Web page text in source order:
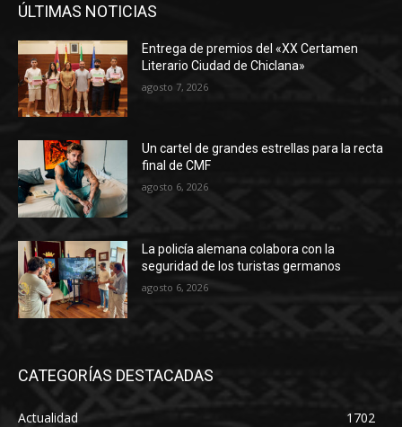
ÚLTIMAS NOTICIAS
Entrega de premios del «XX Certamen
Literario Ciudad de Chiclana»
agosto 7, 2026
Un cartel de grandes estrellas para la recta
final de CMF
agosto 6, 2026
La policía alemana colabora con la
seguridad de los turistas germanos
agosto 6, 2026
CATEGORÍAS DESTACADAS
Actualidad
1702